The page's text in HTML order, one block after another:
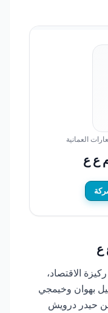
العمانية
ع ع
ع
الاقتصاد،
بهوان وخيمجي
حيدر درويش